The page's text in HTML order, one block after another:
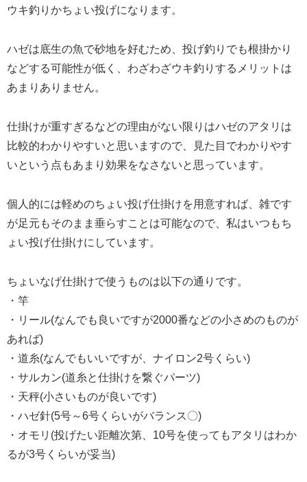
ウキ釣りかちょい投げになります。
ハゼは底生の魚で砂地を好むため、投げ釣りでも根掛かり
などする可能性が低く、わざわざウキ釣りするメリットは
あまりありません。
仕掛けが重すぎるなどの理由がない限りはハゼのアタリは
比較的わかりやすいと思いますので、見た目でわかりやす
いという点もあまり効果をなさないと思っています。
個人的には軽めのちょい投げ仕掛けを用意すれば、雑です
が足元もそのまま垂らすことは可能なので、私はいつもち
ょい投げ仕掛けにしています。
ちょいなげ仕掛けで使うものは以下の通りです。
・竿
・リール(なんでも良いですが2000番などの小さめのものが
あれば)
・道糸(なんでもいいですが、ナイロン2号くらい)
・サルカン(道糸と仕掛けを繋ぐパーツ)
・天秤(小さいものが良いです)
・ハゼ針(5号～6号くらいがバランス〇)
・オモリ(投げたい距離次第、10号を使ってもアタリはわか
るが3号くらいが妥当)